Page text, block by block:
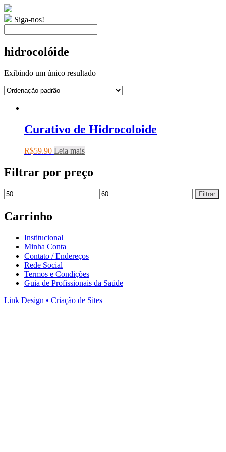
Siga-nos!
hidrocolóide
Exibindo um único resultado
Curativo de Hidrocoloide
R$59.90 Leia mais
Filtrar por preço
Filtrar
Carrinho
Institucional
Minha Conta
Contato / Endereços
Rede Social
Termos e Condições
Guia de Profissionais da Saúde
Link Design • Criação de Sites